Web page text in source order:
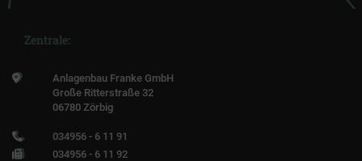
Zentrale:
Anlagenbau Franke GmbH
Große Ritterstraße 32
06780 Zörbig
034956 - 6 11 91
034956 - 6 11 92